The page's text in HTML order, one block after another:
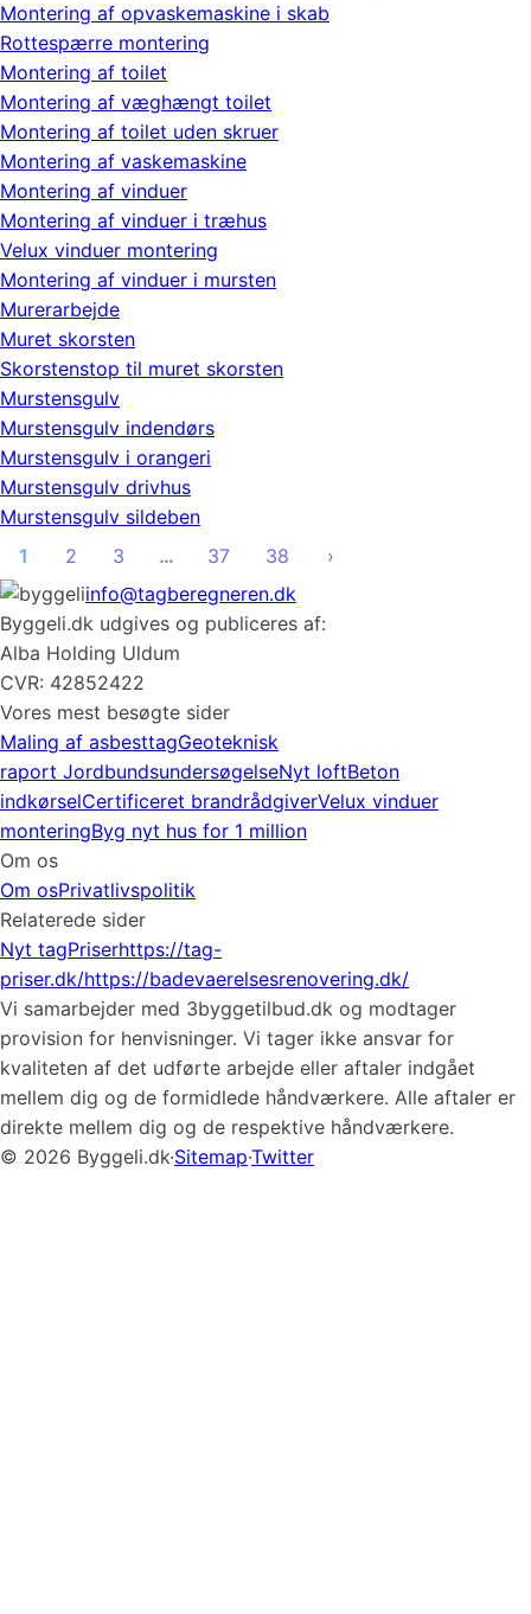
Montering af opvaskemaskine i skab
Rottespærre montering
Montering af toilet
Montering af væghængt toilet
Montering af toilet uden skruer
Montering af vaskemaskine
Montering af vinduer
Montering af vinduer i træhus
Velux vinduer montering
Montering af vinduer i mursten
Murerarbejde
Muret skorsten
Skorstenstop til muret skorsten
Murstensgulv
Murstensgulv indendørs
Murstensgulv i orangeri
Murstensgulv drivhus
Murstensgulv sildeben
1
2 3 … 37 38
›
info@tagberegneren.dk
Byggeli.dk udgives og publiceres af:
Alba Holding Uldum
CVR: 42852422
Vores mest besøgte sider
Maling af asbesttagGeoteknisk
raport JordbundsundersøgelseNyt loftBeton
indkørselCertificeret brandrådgiverVelux vinduer
monteringByg nyt hus for 1 million
Om os
Om osPrivatlivspolitik
Relaterede sider
Nyt tagPriserhttps://tag-
priser.dk/https://badevaerelsesrenovering.dk/
Vi samarbejder med 3byggetilbud.dk og modtager
provision for henvisninger. Vi tager ikke ansvar for
kvaliteten af det udførte arbejde eller aftaler indgået
mellem dig og de formidlede håndværkere. Alle aftaler er
direkte mellem dig og de respektive håndværkere.
© 2026 Byggeli.dk·Sitemap·Twitter